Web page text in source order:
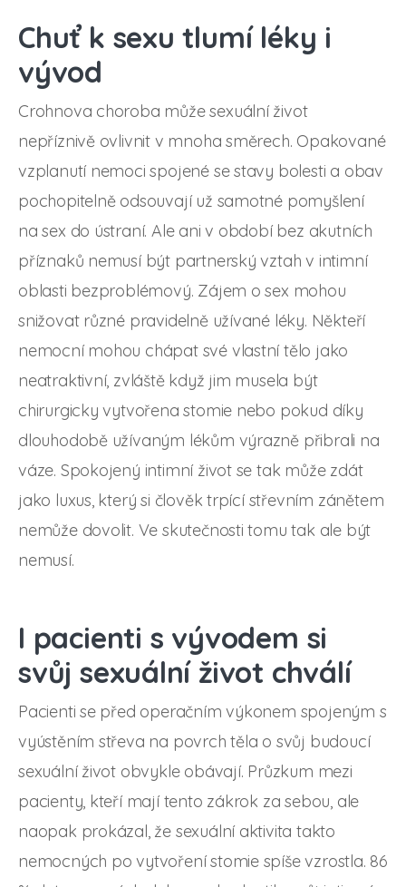
Chuť k sexu tlumí léky i
vývod
Crohnova choroba může sexuální život
nepříznivě ovlivnit v mnoha směrech. Opakované
vzplanutí nemoci spojené se stavy bolesti a obav
pochopitelně odsouvají už samotné pomyšlení
na sex do ústraní. Ale ani v období bez akutních
příznaků nemusí být partnerský vztah v intimní
oblasti bezproblémový. Zájem o sex mohou
snižovat různé pravidelně užívané léky. Někteří
nemocní mohou chápat své vlastní tělo jako
neatraktivní, zvláště když jim musela být
chirurgicky vytvořena stomie nebo pokud díky
dlouhodobě užívaným lékům výrazně přibrali na
váze. Spokojený intimní život se tak může zdát
jako luxus, který si člověk trpící střevním zánětem
nemůže dovolit. Ve skutečnosti tomu tak ale být
nemusí.
I pacienti s vývodem si
svůj sexuální život chválí
Pacienti se před operačním výkonem spojeným s
vyústěním střeva na povrch těla o svůj budoucí
sexuální život obvykle obávají. Průzkum mezi
pacienty, kteří mají tento zákrok za sebou, ale
naopak prokázal, že sexuální aktivita takto
nemocných po vytvoření stomie spíše vzrostla. 86